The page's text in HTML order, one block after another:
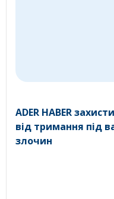
ADER HABER
від тримання під
злочин